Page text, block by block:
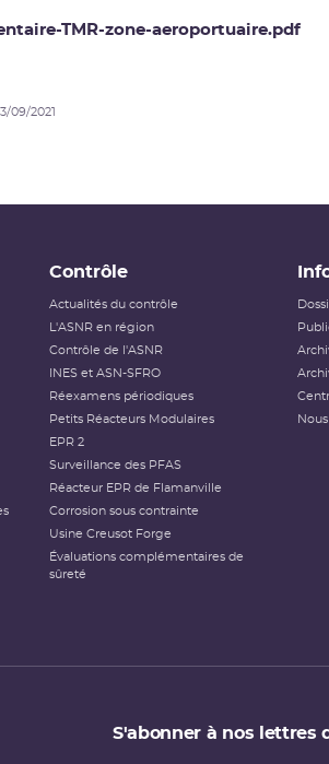
TMR-zone-aeroportuaire.pdf
09/2021
Contrôle
Actualités du contrôle
L'ASNR en région
Contrôle de l'ASNR
INES et ASN-SFRO
Réexamens périodiques
Petits Réacteurs Modulaires
EPR 2
Surveillance des PFAS
Réacteur EPR de Flamanville
Corrosion sous contrainte
Usine Creusot Forge
Évaluations complémentaires de
sûreté
S'abonner à nos lettres